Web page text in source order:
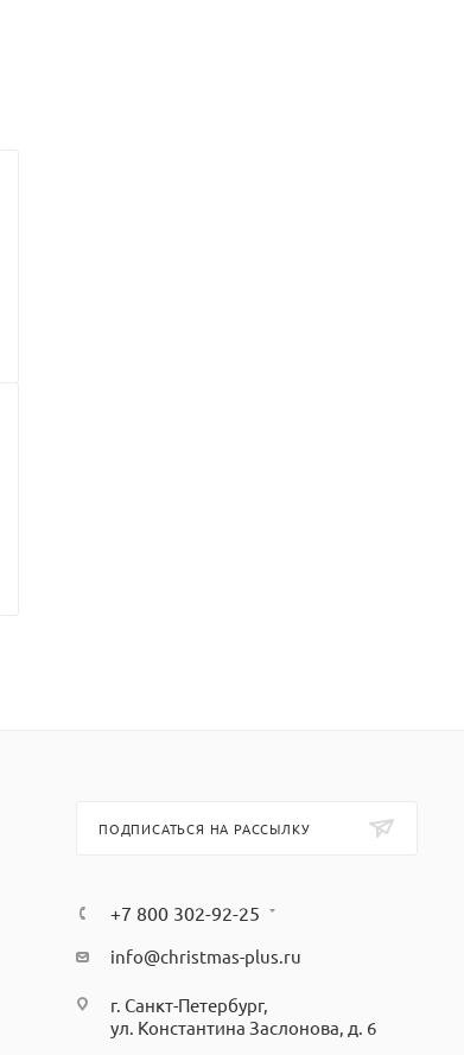
ПОДПИСАТЬСЯ НА РАССЫЛКУ
+7 800 302-92-25
info@christmas-plus.ru
г. Санкт-Петербург,
ул. Константина Заслонова, д. 6